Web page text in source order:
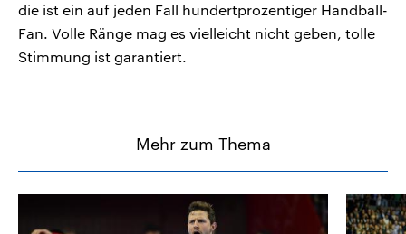
die ist ein auf jeden Fall hundertprozentiger Handball-
Fan. Volle Ränge mag es vielleicht nicht geben, tolle
Stimmung ist garantiert.
Mehr zum Thema